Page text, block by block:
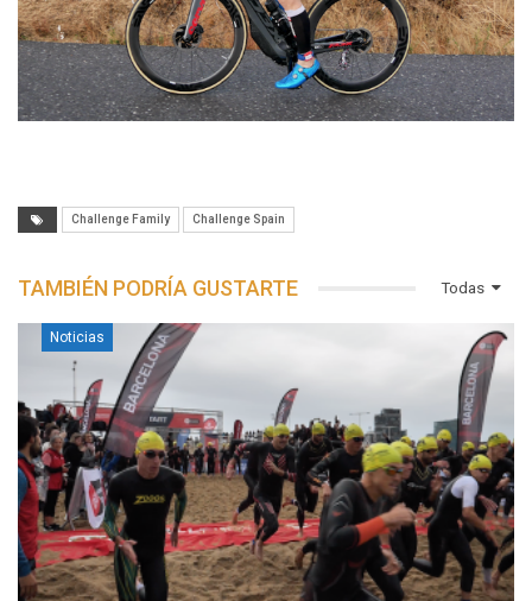
Challenge Family Challenge Spain
Todas
TAMBIÉN PODRÍA GUSTARTE
Noticias